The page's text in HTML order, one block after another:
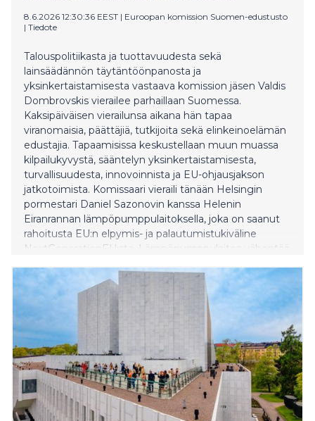
8.6.2026 12:30:36 EEST | Euroopan komission Suomen-edustusto
| Tiedote
Talouspolitiikasta ja tuottavuudesta sekä
lainsäädännön täytäntöönpanosta ja
yksinkertaistamisesta vastaava komission jäsen Valdis
Dombrovskis vierailee parhaillaan Suomessa.
Kaksipäiväisen vierailunsa aikana hän tapaa
viranomaisia, päättäjiä, tutkijoita sekä elinkeinoelämän
edustajia. Tapaamisissa keskustellaan muun muassa
kilpailukyvystä, sääntelyn yksinkertaistamisesta,
turvallisuudesta, innovoinnista ja EU-ohjausjakson
jatkotoimista. Komissaari vieraili tänään Helsingin
pormestari Daniel Sazonovin kanssa Helenin
Eiranrannan lämpöpumppulaitoksella, joka on saanut
rahoitusta EU:n elpymis- ja palautumistukiväline
NextGenerationEU:sta. Lämpöpumppulaitos vähentää
tonnilla korvaamalla fossiilisiin polttoaineisiin
perustuvaa lämmöntuotantoa ja tuottamalla
kaukojäähdytystä. Suomen elpymis- ja
palautumissuunnitelman kokonaismäärärahoista
52 prosenttia on osoitettu ilmastotavoitteita tukeviin
toimenpiteisiin. Helenin uuden lämpöpumppulaitokse